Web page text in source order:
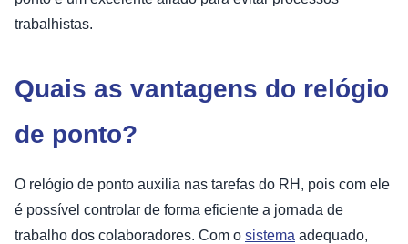
trabalhistas.
Quais as vantagens do relógio
de ponto?
O relógio de ponto auxilia nas tarefas do RH, pois com ele
é possível controlar de forma eficiente a jornada de
trabalho dos colaboradores. Com o sistema adequado,